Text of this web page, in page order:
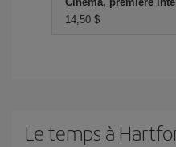
14,50 $
Le temps à